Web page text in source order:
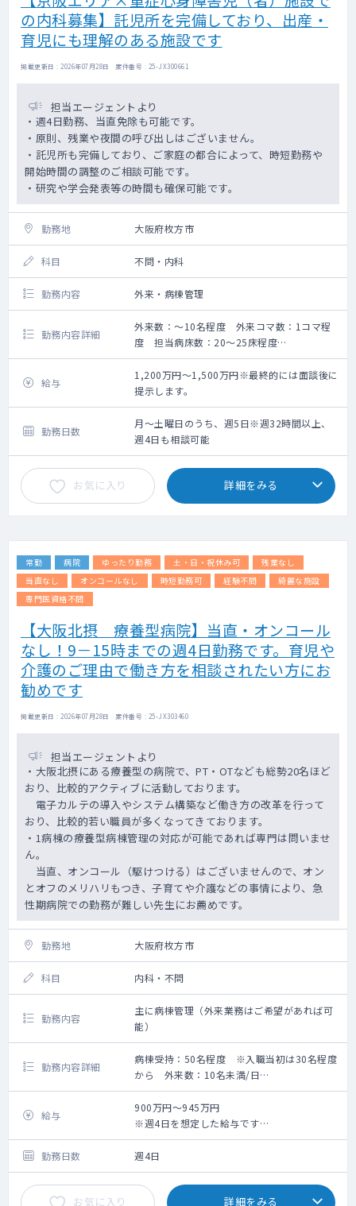
の内科募集】託児所を完備しており、出産・
育児にも理解のある施設です
掲載更新日 : 2026年07月28日 案件番号 : 25-JX300661
担当エージェントより
・週4日勤務、当直免除も可能です。
・原則、残業や夜間の呼び出しはございません。
・託児所も完備しており、ご家庭の都合によって、時短勤務や
開始時間の調整のご相談可能です。
・研究や学会発表等の時間も確保可能です。
勤務地 大阪府枚方市
科目 不問・内科
勤務内容 外来・病棟管理
勤務内容詳細
外来数：～10名程度 外来コマ数：1コマ程
度 担当病床数：20～25床程度
当院は約500床のケアミックス病院で重症心
身障害児（者）のための療育施設です。
脳原性疾患による重度の身体障害（肢体不自
由）と重度の知的障害が重複した重症心身障
害児（者）の医療と生活を支援しています。
専門は不問ですが、できれば内科あるいは小
児科、その他てんかん患者に知見のある神経
内科の方も大歓迎です。
【勤務内容】
主に病棟管理で一部外来の対応をお願いいた
・外来
主に在宅重心障害児者の患者様のリハビリ問
来られることはございます。
・病棟管理
平均年齢50代の患者様で、18歳未満は数名程
給与
1,200万円～1,500万円※最終的には面談後に
提示します。
勤務日数
月～土曜日のうち、週5日※週32時間以上、
週4日も相談可能
お気に入り 詳細をみる
常勤 病院 ゆったり勤務 土・日・祝休み可
残業なし
当直なし
オンコールなし 時短勤務可 経験不問
綺麗な施設
専門医資格不問
【大阪北摂 療養型病院】当直・オンコール
なし！9－15時までの週4日勤務です。育児や
介護のご理由で働き方を相談されたい方にお
勧めです
掲載更新日 : 2026年07月28日 案件番号 : 25-JX303460
担当エージェントより
・大阪北摂にある療養型の病院で、PT・OTなども総勢20名ほど
おり、比較的アクティブに活動しております。
電子カルテの導入やシステム構築など働き方の改革を行って
おり、比較的若い職員が多くなってきております。
・1病棟の療養型病棟管理の対応が可能であれば専門は問いませ
ん。
当直、オンコール（駆けつける）はございませんので、オン
とオフのメリハリもつき、子育てや介護などの事情により、急
性期病院での勤務が難しい先生にお薦めです。
勤務地 大阪府枚方市
科目 内科・不問
勤務内容
主に病棟管理（外来業務はご希望があれば可
能）
勤務内容詳細
病棟受持：50名程度 ※入職当初は30名程度
から 外来数：10名未満/日
【勤務内容】
・病棟管理（受け持ち患者数30名前後からス
タートして3ヶ月後には54名（1フロア）を診
ていただきます）
・オンコールは呼ばれることも電話がかかっ
てくることもありません。
※入院患者さんのご家族には、入院前に延
命治療を行わないことを説明している。
給与
900万円～945万円
※週4日を想定した給与です
※CV挿入が可能であれば年俸に手当が加算さ
れ945万円の想定年収です
勤務日数 週4日
お気に入り 詳細をみる